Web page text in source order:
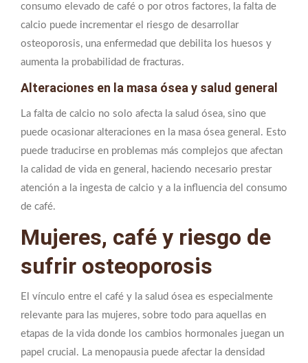
consumo elevado de café o por otros factores, la falta de
calcio puede incrementar el riesgo de desarrollar
osteoporosis, una enfermedad que debilita los huesos y
aumenta la probabilidad de fracturas.
Alteraciones en la masa ósea y salud general
La falta de calcio no solo afecta la salud ósea, sino que
puede ocasionar alteraciones en la masa ósea general. Esto
puede traducirse en problemas más complejos que afectan
la calidad de vida en general, haciendo necesario prestar
atención a la ingesta de calcio y a la influencia del consumo
de café.
Mujeres, café y riesgo de
sufrir osteoporosis
El vínculo entre el café y la salud ósea es especialmente
relevante para las mujeres, sobre todo para aquellas en
etapas de la vida donde los cambios hormonales juegan un
papel crucial. La menopausia puede afectar la densidad